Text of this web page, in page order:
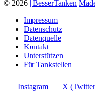
© 2026 | BesserTanken
Impressum
Datenschutz
Datenquelle
Kontakt
Unterstützen
Für Tankstellen
Instagram X